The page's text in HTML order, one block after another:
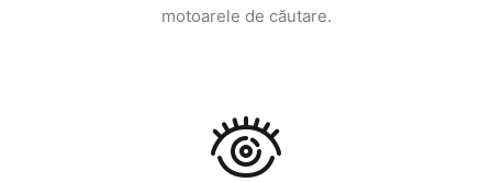
motoarele de căutare.